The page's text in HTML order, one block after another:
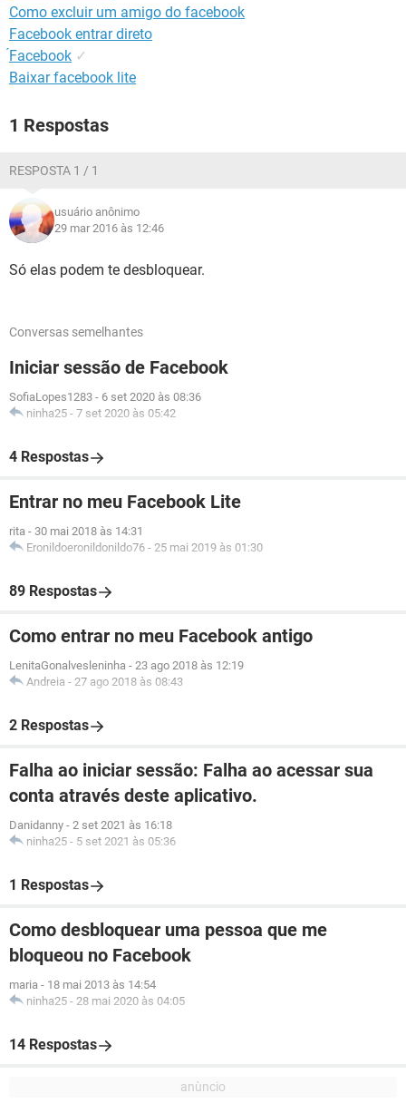
Como excluir um amigo do facebook
Facebook entrar direto
́Facebook ✓
Baixar facebook lite
1 Respostas
RESPOSTA 1 / 1
usuário anônimo
29 mar 2016 às 12:46
Só elas podem te desbloquear.
Conversas semelhantes
Iniciar sessão de Facebook
SofiaLopes1283 - 6 set 2020 às 08:36
ninha25 - 7 set 2020 às 05:42
4 Respostas
Entrar no meu Facebook Lite
rita - 30 mai 2018 às 14:31
Eronildoeronildonildo76 - 25 mai 2019 às 01:30
89 Respostas
Como entrar no meu Facebook antigo
LenitaGonalvesleninha - 23 ago 2018 às 12:19
Andreia - 27 ago 2018 às 08:43
2 Respostas
Falha ao iniciar sessão: Falha ao acessar sua
conta através deste aplicativo.
Danidanny - 2 set 2021 às 16:18
ninha25 - 5 set 2021 às 05:36
1 Respostas
Como desbloquear uma pessoa que me
bloqueou no Facebook
maria - 18 mai 2013 às 14:54
ninha25 - 28 mai 2020 às 04:05
14 Respostas